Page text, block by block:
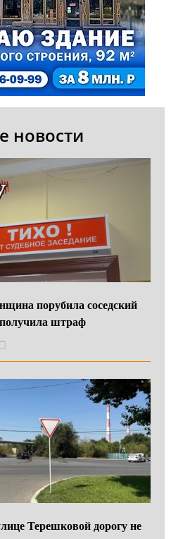
новости
порубила соседский
штраф
Терешковой дорогу не